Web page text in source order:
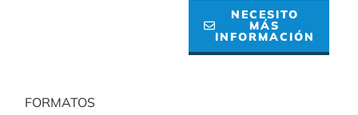
NECESITO
MÁS
INFORMACIÓN
FORMATOS